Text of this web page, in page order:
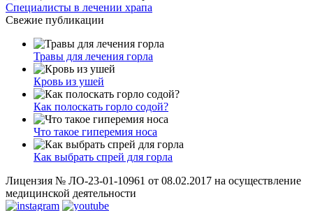
Специалисты в лечении храпа
Свежие публикации
Травы для лечения горла
Кровь из ушей
Как полоскать горло содой?
Что такое гиперемия носа
Как выбрать спрей для горла
Лицензия № ЛО-23-01-10961 от 08.02.2017 на осуществление
медицинской деятельности